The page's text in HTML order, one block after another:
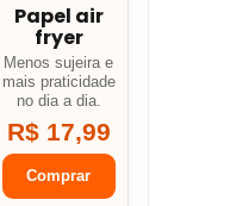
Papel air
fryer
Menos sujeira e
mais praticidade
no dia a dia.
R$ 17,99
Comprar